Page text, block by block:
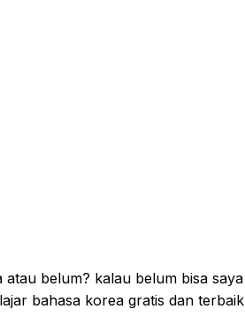
belum? kalau belum bisa saya
bahasa korea gratis dan terbaik